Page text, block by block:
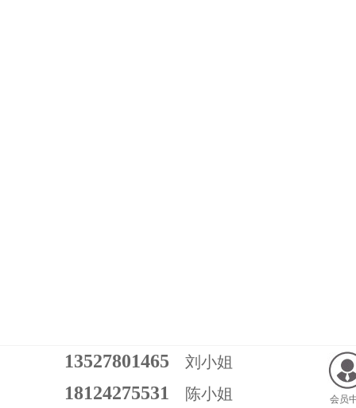
13527801465 刘小姐
会员
18124275531 陈小姐